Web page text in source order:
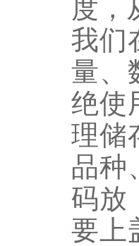
度，
我们
量、
绝使
理储
品种
码放
要上